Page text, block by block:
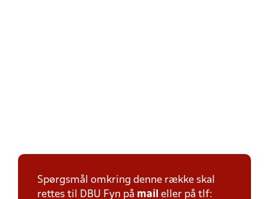
Spørgsmål omkring denne række skal
rettes til DBU Fyn på mail eller på tlf: